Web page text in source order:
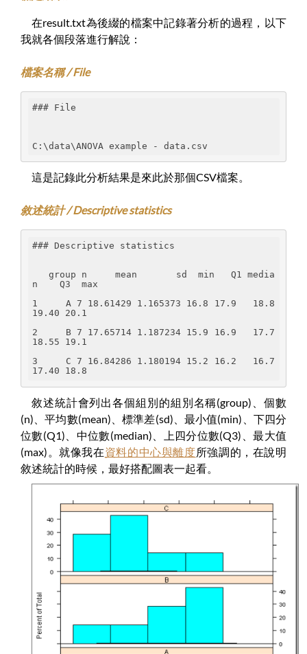
在result.txt為後綴的檔案中記錄著分析的過程，以下
我就各個段落進行解說：
檔案名稱 / File
### File
C:\data\ANOVA example - data.csv
這是記錄此分析結果是來此於那個CSV檔案。
敘述統計 / Descriptive statistics
### Descriptive statistics
group n     mean       sd  min   Q1 media
n    Q3  max
1     A 7 18.61429 1.165373 16.8 17.9   18.8
19.40 20.1
2     B 7 17.65714 1.187234 15.9 16.9   17.7
18.55 19.1
3     C 7 16.84286 1.180194 15.2 16.2   16.7
17.40 18.8
敘述統計會列出各個組別的組別名稱(group)、個數
(n)、平均數(mean)、標準差(sd)、最小值(min)、下四分
位數(Q1)、中位數(median)、上四分位數(Q3)、最大值
(max)。就像我在資料的中心與離度所強調的，在說明
敘述統計的時候，最好搭配圖表一起看。